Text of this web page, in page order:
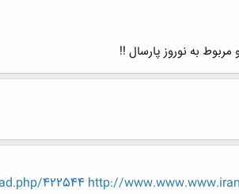
به نوروز پارسال !!
422544 http://